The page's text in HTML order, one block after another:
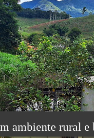
ambiente rural e